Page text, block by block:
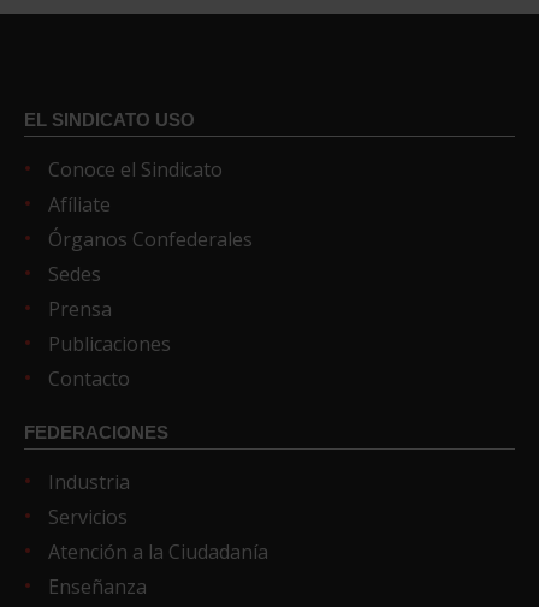
EL SINDICATO USO
Conoce el Sindicato
Afíliate
Órganos Confederales
Sedes
Prensa
Publicaciones
Contacto
FEDERACIONES
Industria
Servicios
Atención a la Ciudadanía
Enseñanza